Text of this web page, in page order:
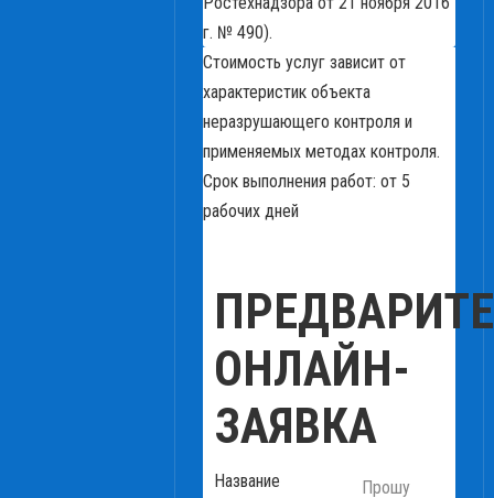
г. № 490).
Стоимость услуг зависит от
характеристик объекта
неразрушающего контроля и
применяемых методах контроля.
Срок выполнения работ: от 5
рабочих дней
ОНЛАЙН-
ЗАЯВКА
Название Прошу